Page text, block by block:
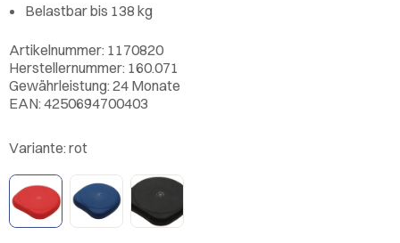
Belastbar bis 138 kg
Artikelnummer: 1170820
Herstellernummer: 160.071
Gewährleistung: 24 Monate
EAN: 4250694700403
Variante: rot